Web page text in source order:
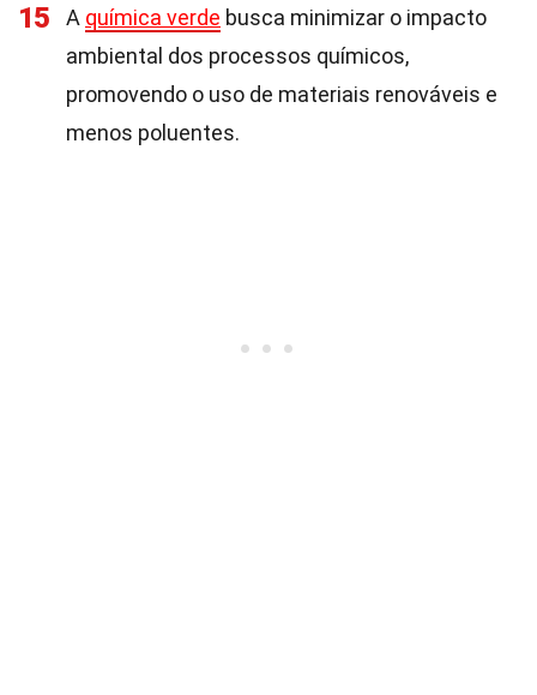
15 A química verde busca minimizar o impacto
ambiental dos processos químicos,
promovendo o uso de materiais renováveis e
menos poluentes.